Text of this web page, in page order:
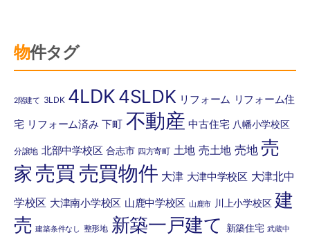
物件タグ
2階建て 3LDK 4LDK4SLDK リフォーム リフォーム住
宅 リフォーム済み 下町 不動産 中古住宅 八幡小学校区
分譲地 北部中学校区 合志市 四方寄町 土地 売土地 売地 売
家 売買 売買物件 大津 大津中学校区 大津北中
学校区 大津南小学校区 山鹿中学校区 山鹿市 川上小学校区 建
売 建築条件なし 整形地 新築一戸建て 新築住宅 武蔵中